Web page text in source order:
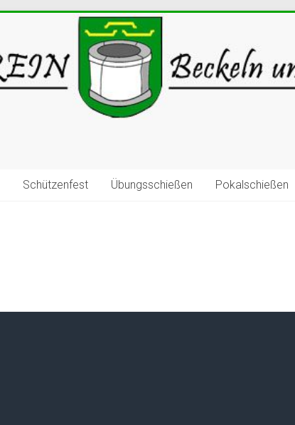
Schützenfest Übungsschießen Pokalschießen